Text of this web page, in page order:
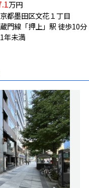
万円
都墨田区文花１丁目
門線「押上」駅 徒歩10分
年未満